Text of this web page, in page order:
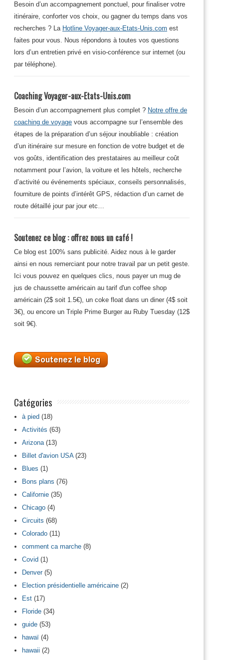
Besoin d’un accompagnement ponctuel, pour finaliser votre
itinéraire, conforter vos choix, ou gagner du temps dans vos
recherches ? La Hotline Voyager-aux-Etats-Unis.com est
faites pour vous. Nous répondons à toutes vos questions
lors d’un entretien privé en visio-conférence sur internet (ou
par téléphone).
Coaching Voyager-aux-Etats-Unis.com
Besoin d’un accompagnement plus complet ? Notre offre de
coaching de voyage vous accompagne sur l’ensemble des
étapes de la préparation d’un séjour inoubliable : création
d’un itinéraire sur mesure en fonction de votre budget et de
vos goûts, identification des prestataires au meilleur coût
notamment pour l’avion, la voiture et les hôtels, recherche
d’activité ou événements spéciaux, conseils personnalisés,
fourniture de points d’intérêt GPS, rédaction d’un carnet de
route détaillé jour par jour etc…
Soutenez ce blog : offrez nous un café !
Ce blog est 100% sans publicité. Aidez nous à le garder
ainsi en nous remerciant pour notre travail par un petit geste.
Ici vous pouvez en quelques clics, nous payer un mug de
jus de chaussette américain au tarif d'un coffee shop
américain (2$ soit 1.5€), un coke float dans un diner (4$ soit
3€), ou encore un Triple Prime Burger au Ruby Tuesday (12$
soit 9€).
Catégories
à pied (18)
Activités (63)
Arizona(13)
Billet d'avion USA(23)
Blues (1)
Bons plans (76)
Californie (35)
Chicago (4)
Circuits (68)
Colorado (11)
comment ca marche (8)
Covid (1)
Denver(5)
Election présidentielle américaine (2)
Est (17)
Floride (34)
guide (53)
hawaï (4)
hawaii (2)